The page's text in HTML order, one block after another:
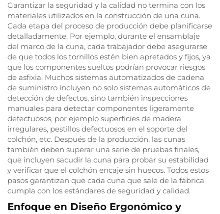
Garantizar la seguridad y la calidad no termina con los
materiales utilizados en la construcción de una cuna.
Cada etapa del proceso de producción debe planificarse
detalladamente. Por ejemplo, durante el ensamblaje
del marco de la cuna, cada trabajador debe asegurarse
de que todos los tornillos estén bien apretados y fijos, ya
que los componentes sueltos podrían provocar riesgos
de asfixia. Muchos sistemas automatizados de cadena
de suministro incluyen no solo sistemas automáticos de
detección de defectos, sino también inspecciones
manuales para detectar componentes ligeramente
defectuosos, por ejemplo superficies de madera
irregulares, pestillos defectuosos en el soporte del
colchón, etc. Después de la producción, las cunas
también deben superar una serie de pruebas finales,
que incluyen sacudir la cuna para probar su estabilidad
y verificar que el colchón encaje sin huecos. Todos estos
pasos garantizan que cada cuna que sale de la fábrica
cumpla con los estándares de seguridad y calidad.
Enfoque en Diseño Ergonómico y